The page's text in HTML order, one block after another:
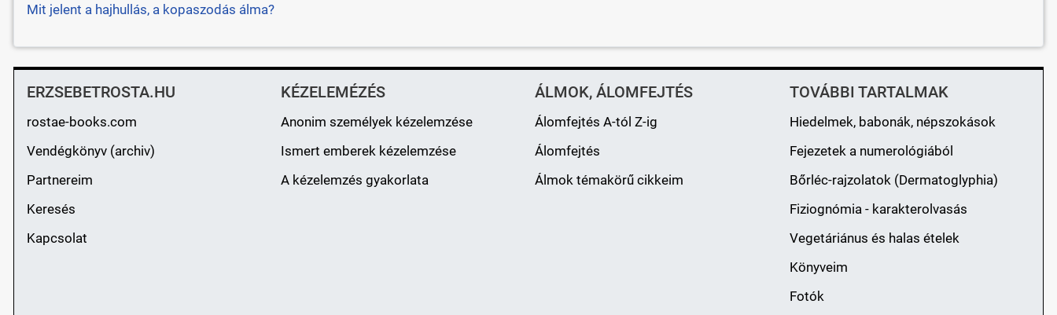
Mit jelent a hajhullás, a kopaszodás álma?
ERZSEBETROSTA.HU
rostae-books.com
Vendégkönyv (archiv)
Partnereim
Keresés
Kapcsolat
KÉZELEMÉZÉS
Anonim személyek kézelemzése
Ismert emberek kézelemzése
A kézelemzés gyakorlata
ÁLMOK, ÁLOMFEJTÉS
Álomfejtés A-tól Z-ig
Álomfejtés
Álmok témakörű cikkeim
TOVÁBBI TARTALMAK
Hiedelmek, babonák, népszokások
Fejezetek a numerológiából
Bőrléc-rajzolatok (Dermatoglyphia)
Fiziognómia - karakterolvasás
Vegetáriánus és halas ételek
Könyveim
Fotók